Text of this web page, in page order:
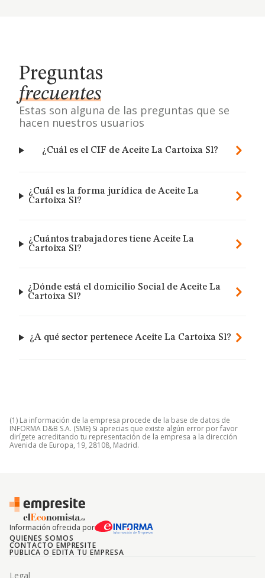
Preguntas
frecuentes
Estas son alguna de las preguntas que se
hacen nuestros usuarios
¿Cuál es el CIF de Aceite La Cartoixa Sl?
¿Cuál es la forma jurídica de Aceite La
Cartoixa Sl?
¿Cuántos trabajadores tiene Aceite La
Cartoixa Sl?
¿Dónde está el domicilio Social de Aceite La
Cartoixa Sl?
¿A qué sector pertenece Aceite La Cartoixa Sl?
(1) La información de la empresa procede de la base de datos de
INFORMA D&B S.A. (SME) Si aprecias que existe algún error por favor
dirígete acreditando tu representación de la empresa a la dirección
Avenida de Europa, 19, 28108, Madrid.
Información ofrecida por
QUIENES SOMOS
CONTACTO EMPRESITE
PUBLICA O EDITA TU EMPRESA
Legal